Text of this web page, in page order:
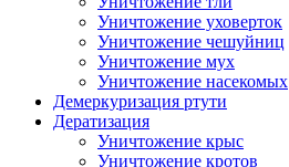
Уничтожение уховерток
Уничтожение чешуйниц
Уничтожение мух
Уничтожение насекомых
Демеркуризация ртути
Дератизация
Уничтожение крыс
Уничтожение кротов